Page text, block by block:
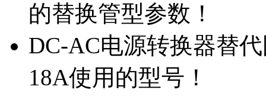
的替换管型参数！
DC-AC电源转换器替
18A使用的型号！